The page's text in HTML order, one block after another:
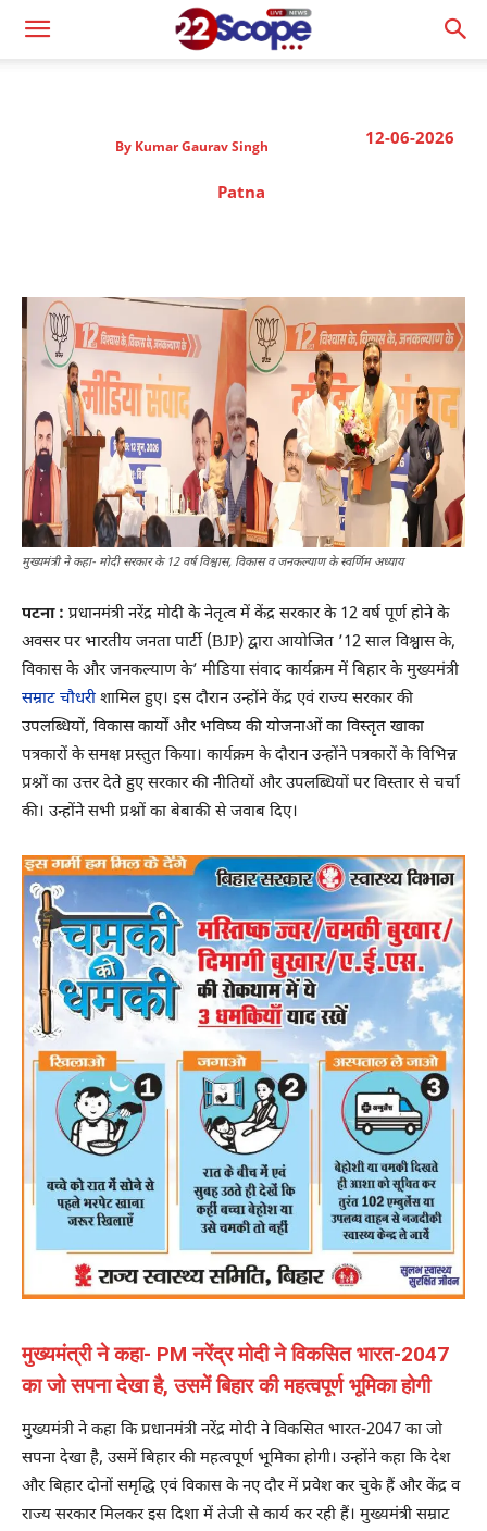
12-06-2026
By Kumar Gaurav Singh
Patna
मुख्यमंत्री ने कहा- मोदी सरकार के 12 वर्ष विश्वास, विकास व जनकल्याण के स्वर्णिम अध्याय
पटना : प्रधानमंत्री नरेंद्र मोदी के नेतृत्व में केंद्र सरकार के 12 वर्ष पूर्ण होने के
अवसर पर भारतीय जनता पार्टी (BJP) द्वारा आयोजित ’12 साल विश्वास के,
विकास के और जनकल्याण के’ मीडिया संवाद कार्यक्रम में बिहार के मुख्यमंत्री
सम्राट चौधरीशामिल हुए। इस दौरान उन्होंने केंद्र एवं राज्य सरकार की
उपलब्धियों, विकास कार्यों और भविष्य की योजनाओं का विस्तृत खाका
पत्रकारों के समक्ष प्रस्तुत किया। कार्यक्रम के दौरान उन्होंने पत्रकारों के विभिन्न
प्रश्नों का उत्तर देते हुए सरकार की नीतियों और उपलब्धियों पर विस्तार से चर्चा
की। उन्होंने सभी प्रश्नों का बेबाकी से जवाब दिए।
‎मुख्यमंत्री ने कहा- PM नरेंद्र मोदी ने विकसित भारत-2047
का जो सपना देखा है, उसमें बिहार की महत्वपूर्ण भूमिका होगी
मुख्यमंत्री ने कहा कि प्रधानमंत्री नरेंद्र मोदी ने विकसित भारत-2047 का जो
सपना देखा है, उसमें बिहार की महत्वपूर्ण भूमिका होगी। उन्होंने कहा कि देश
और बिहार दोनों समृद्धि एवं विकास के नए दौर में प्रवेश कर चुके हैं और केंद्र व
राज्य सरकार मिलकर इस दिशा में तेजी से कार्य कर रही हैं। मुख्यमंत्री सम्राट